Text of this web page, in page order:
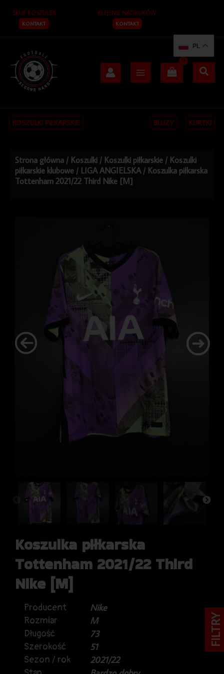
treści
SKUP KOSZULEK
KONTAKT
KLEJENIE NADRUKÓW
KONTAKT
KOSZULKI PIŁKARSKIE BLUZY KURTKI
Strona główna / Koszulki / Koszulki piłkarskie / Koszulki
piłkarskie klubowe / LIGA ANGIELSKA / Koszulka piłkarska
Tottenham 2021/22 Third Nike [M]
Koszulka piłkarska
Tottenham 2021/22 Third
Nike [M]
Producent
Nike
Rozmiar
M
Długość
73
Szerokość
51
Sezon / rok
2021/22
PL
FILTRY